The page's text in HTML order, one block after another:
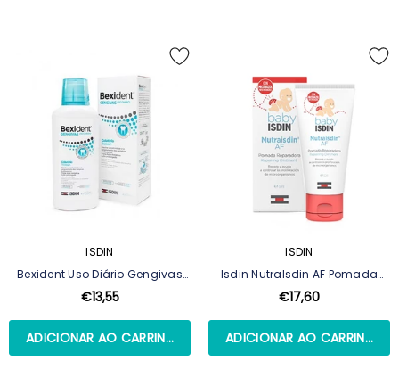
ISDIN
Bexident Uso Diário Gengivas
Colutório 500ml
€13,55
ADICIONAR AO CARRINHO
ISDIN
Isdin NutraIsdin AF Pomada
Reparadora 50 Ml
€17,60
ADICIONAR AO CARRINHO